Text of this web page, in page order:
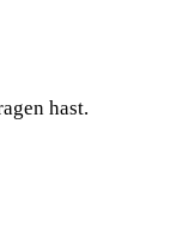
hast.